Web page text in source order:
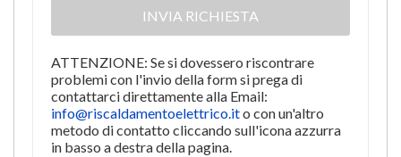
Preso atto dell'informativa di cui sopra,
autorizzo il trattamento e la comunicazione
dei miei dati a Santoni Srl.
INVIA RICHIESTA
ATTENZIONE: Se si dovessero riscontrare
problemi con l'invio della form si prega di
contattarci direttamente alla Email:
info@riscaldamentoelettrico.ito con un'altro
metodo di contatto cliccando sull'iconaazzurra
in basso a destra della pagina.